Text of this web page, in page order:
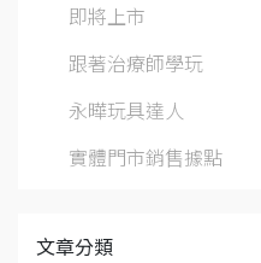
即將上市
跟著治療師學玩
永曄玩具達人
實體門市銷售據點
文章分類